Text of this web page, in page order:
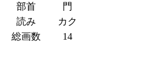
部首
門
読み
カク
総画数
14